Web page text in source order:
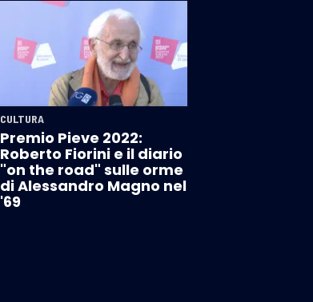
CULTURA
Premio Pieve 2022:
Roberto Fiorini e il diario
"on the road" sulle orme
di Alessandro Magno nel
'69